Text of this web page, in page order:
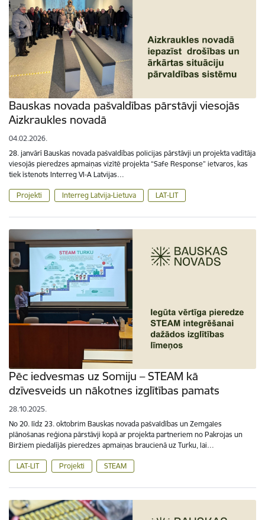
Bauskas novada pašvaldības pārstāvji viesojās
Aizkraukles novadā
04.02.2026.
28. janvārī Bauskas novada pašvaldības policijas pārstāvji un projekta vadītāja
viesojās pieredzes apmaiņas vizītē projekta “Safe Response” ietvaros, kas
tiek īstenots Interreg VI-A Latvijas…
Projekti Interreg Latvija-Lietuva LAT-LIT
Pēc iedvesmas uz Somiju – STEAM kā
dzīvesveids un nākotnes izglītības pamats
28.10.2025.
No 20. līdz 23. oktobrim Bauskas novada pašvaldības un Zemgales
plānošanas reģiona pārstāvji kopā ar projekta partneriem no Pakrojas un
Biržiem piedalījās pieredzes apmaiņas braucienā uz Turku, lai…
LAT-LIT Projekti STEAM